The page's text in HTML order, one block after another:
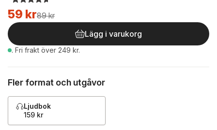
59 kr89 kr
Lägg i varukorg
. Fri frakt över 249 kr.
Fler format och utgåvor
Ljudbok
159 kr